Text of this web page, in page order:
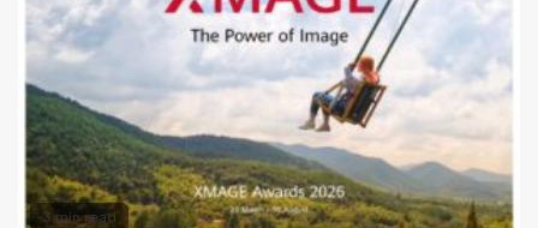
3 min read